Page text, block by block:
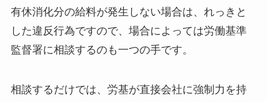
有休消化分の給料が発生しない場合は、れっきと
した違反行為ですので、場合によっては労働基準
監督署に相談するのも一つの手です。
相談するだけでは、労基が直接会社に強制力を持